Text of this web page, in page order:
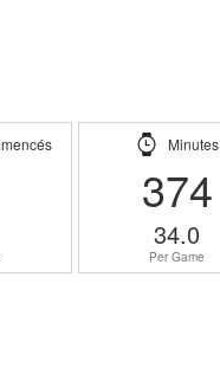
Minutes
374
34.0
Per Game